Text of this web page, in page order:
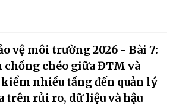
vệ môi trường 2026 - Bài 7:
chồng chéo giữa ĐTM và
nhiều tầng đến quản lý
trên rủi ro, dữ liệu và hậu